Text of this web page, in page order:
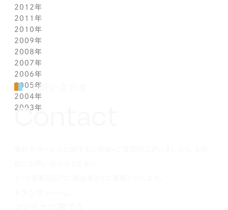
1月(2)
1月(2)
3月(1)
2月(1)
1月(2)
2月(1)
3月(1)
2月(1)
1月(1)
7月(1)
5月(1)
4月(1)
3月(1)
2月(1)
1月(1)
8月(1)
7月(1)
6月(1)
5月(1)
4月(1)
3月(1)
2月(1)
1月(1)
9月(1)
8月(1)
7月(1)
6月(1)
5月(1)
4月(1)
3月(1)
2月(1)
1月(1)
10月(1)
9月(1)
8月(1)
7月(1)
6月(1)
5月(1)
4月(1)
3月(1)
2月(1)
1月(1)
11月(1)
10月(1)
9月(1)
8月(1)
7月(1)
6月(1)
5月(1)
4月(1)
3月(1)
2月(1)
12月(1)
11月(1)
10月(1)
9月(1)
8月(1)
7月(1)
6月(1)
5月(1)
4月(1)
3月(1)
2012年
12月(1)
11月(1)
10月(1)
9月(1)
8月(1)
7月(1)
6月(1)
5月(1)
4月(1)
2011年
12月(1)
11月(1)
10月(1)
9月(1)
8月(1)
7月(1)
6月(1)
5月(1)
2010年
12月(1)
11月(1)
10月(1)
9月(1)
8月(1)
7月(1)
6月(1)
2009年
12月(1)
11月(1)
10月(1)
9月(1)
8月(1)
7月(1)
2008年
12月(1)
11月(1)
10月(1)
9月(1)
8月(1)
2007年
12月(1)
11月(1)
10月(1)
9月(1)
2006年
12月(1)
11月(1)
10月(1)
2005年
12月(1)
11月(1)
2004年
12月(1)
2003年
お問い合わせ
Contact